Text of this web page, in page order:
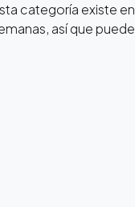
categoría existe
así que